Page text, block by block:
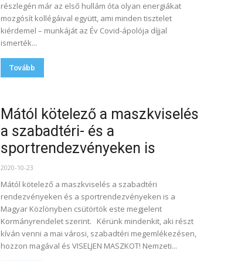
részlegén már az első hullám óta olyan energiákat
mozgósít kollégáival együtt, ami minden tisztelet
kiérdemel – munkáját az Év Covid-ápolója díjjal
ismerték...
Tovább
Mától kötelező a maszkviselés
a szabadtéri- és a
sportrendezvényeken is
2020-10-23
Mától kötelező a maszkviselés a szabadtéri
rendezvényeken és a sportrendezvényeken is a
Magyar Közlönyben csütörtök este megjelent
Kormányrendelet szerint. Kérünk mindenkit, aki részt
kíván venni a mai városi, szabadtéri megemlékezésen,
hozzon magával és VISELJEN MASZKOT! Nemzeti...